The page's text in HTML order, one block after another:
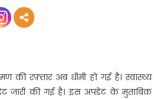
की रफ़्तार अब धीमी हो गई है। स्वास्थ्य
जारी की गई है। इस अपडेट के मुताबिक